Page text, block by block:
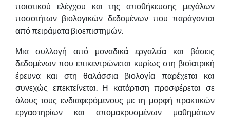
ποιοτικού ελέγχου και της αποθήκευσης μεγάλων
ποσοτήτων βιολογικών δεδομένων που παράγονται
από πειράματα βιοεπιστημών.
Μια συλλογή από μοναδικά εργαλεία και βάσεις
δεδομένων που επικεντρώνεται κυρίως στη βιοϊατρική
έρευνα και στη θαλάσσια βιολογία παρέχεται και
συνεχώς επεκτείνεται. Η κατάρτιση προσφέρεται σε
όλους τους ενδιαφερόμενους με τη μορφή πρακτικών
εργαστηρίων και απομακρυσμένων μαθημάτων